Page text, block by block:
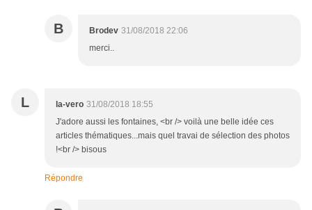
B Brodev 31/08/2018 22:06
merci..
L la-vero 31/08/2018 18:55
J'adore aussi les fontaines, <br /> voilà une belle idée ces
articles thématiques...mais quel travai de sélection des photos
!<br /> bisous
Répondre